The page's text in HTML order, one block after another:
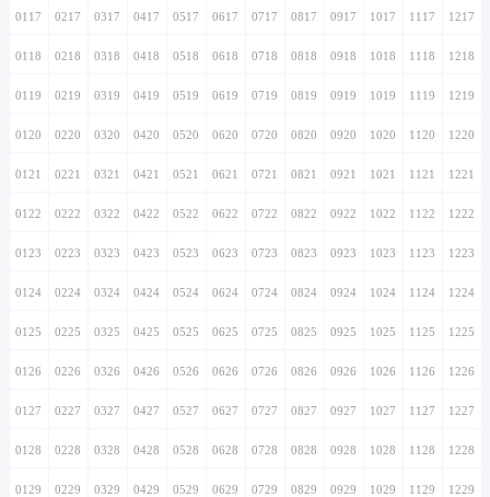
0117 0217 0317 0417 0517 0617 0717 0817 0917 1017 1117 1217
0118 0218 0318 0418 0518 0618 0718 0818 0918 1018 1118 1218
0119 0219 0319 0419 0519 0619 0719 0819 0919 1019 1119 1219
0120 0220 0320 0420 0520 0620 0720 0820 0920 1020 1120 1220
0121 0221 0321 0421 0521 0621 0721 0821 0921 1021 1121 1221
0122 0222 0322 0422 0522 0622 0722 0822 0922 1022 1122 1222
0123 0223 0323 0423 0523 0623 0723 0823 0923 1023 1123 1223
0124 0224 0324 0424 0524 0624 0724 0824 0924 1024 1124 1224
0125 0225 0325 0425 0525 0625 0725 0825 0925 1025 1125 1225
0126 0226 0326 0426 0526 0626 0726 0826 0926 1026 1126 1226
0127 0227 0327 0427 0527 0627 0727 0827 0927 1027 1127 1227
0128 0228 0328 0428 0528 0628 0728 0828 0928 1028 1128 1228
0129 0229 0329 0429 0529 0629 0729 0829 0929 1029 1129 1229